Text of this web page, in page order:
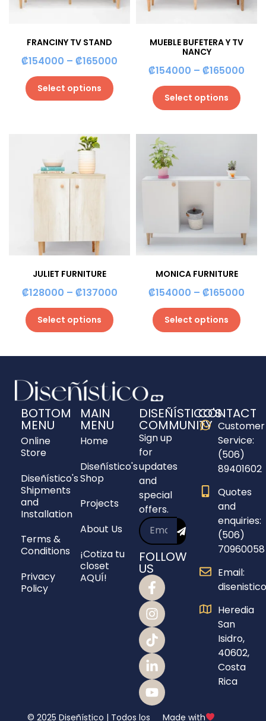
FRANCINY TV STAND
₡154000 – ₡165000
Select options
MUEBLE BUFETERA Y TV
NANCY
₡154000 – ₡165000
Select options
JULIET FURNITURE
₡128000 – ₡137000
Select options
MONICA FURNITURE
₡154000 – ₡165000
Select options
BOTTOM
MENU
Online
Store
Diseñístico's
Shipments
and
Installation
Terms &
Conditions
Privacy
Policy
MAIN
MENU
Home
Diseñístico's
Shop
Projects
About Us
¡Cotiza tu
closet
AQUÍ!
DISEÑÍSTICO'S
COMMUNITY
Sign up
for
updates
and
special
offers.
FOLLOW
US
CONTACT
Customer
Service:
(506)
89401602
Quotes
and
enquiries:
(506)
70960058
Email:
Heredia
San
Isidro,
40602,
Costa
Rica
© 2025 Diseñístico | Todos los Made with